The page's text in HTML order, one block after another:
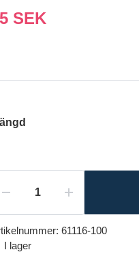
SEK
61116-100
I lager